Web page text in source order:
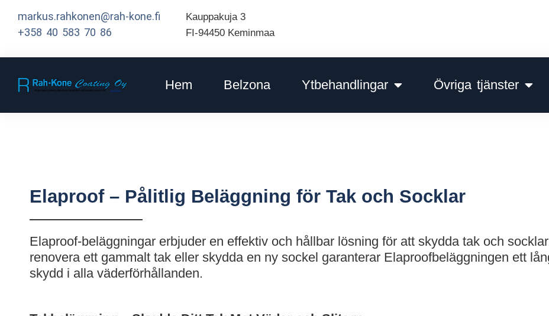
markus.rahkonen@rah-kone.fi
+358 40 583 70 86
Kauppakuja 3
FI-94450 Keminmaa
Hem Belzona Ytbehandlingar Övriga tjänster
Elaproof – Pålitlig Beläggning för Tak och Socklar
Elaproof-beläggningar erbjuder en effektiv och hållbar lösning för att skydda tak och
renovera ett gammalt tak eller skydda en ny sockel garanterar Elaproofbeläggningen ett
skydd i alla väderförhållanden.